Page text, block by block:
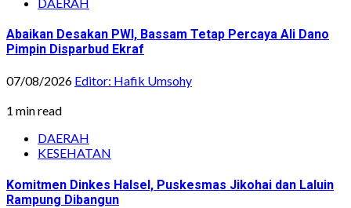
Abaikan Desakan PWI, Bassam Tetap Percaya Ali Dano
Pimpin Disparbud Ekraf
07/08/2026 Editor: Hafik Umsohy
1 min read
DAERAH
KESEHATAN
Komitmen Dinkes Halsel, Puskesmas Jikohai dan Laluin
Rampung Dibangun